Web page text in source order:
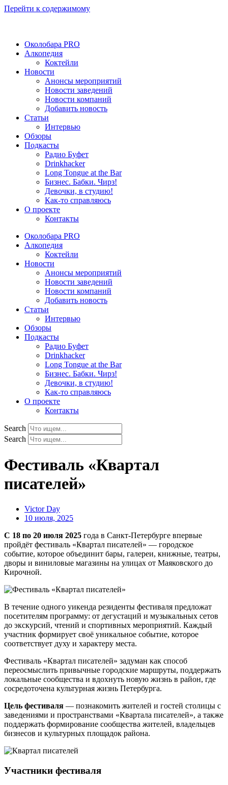
Перейти к содержимому
Околобара PRO
Алкопедия
Коктейли
Новости
Анонсы мероприятий
Новости заведений
Новости компаний
Добавить новость
Статьи
Интервью
Обзоры
Подкасты
Радио Буфет
Drinkhacker
Long Tongue at the Bar
Бизнес. Бабки. Чирз!
Девочки, в студию!
Как-то справляюсь
О проекте
Контакты
Околобара PRO
Алкопедия
Коктейли
Новости
Анонсы мероприятий
Новости заведений
Новости компаний
Добавить новость
Статьи
Интервью
Обзоры
Подкасты
Радио Буфет
Drinkhacker
Long Tongue at the Bar
Бизнес. Бабки. Чирз!
Девочки, в студию!
Как-то справляюсь
О проекте
Контакты
Search
Search
Фестиваль «Квартал
писателей»
Victor Day
10 июля, 2025
C 18 по 20 июля 2025 года в Санкт-Петербурге впервые
пройдёт фестиваль «Квартал писателей» — городское
событие, которое объединит бары, галереи, книжные, театры,
дворы и виниловые магазины на улицах от Маяковского до
Кирочной.
В течение одного уикенда резиденты фестиваля предложат
посетителям программу: от дегустаций и музыкальных сетов
до экскурсий, чтений и спортивных мероприятий. Каждый
участник формирует своё уникальное событие, которое
соответствует духу и характеру места.
Фестиваль «Квартал писателей» задуман как способ
переосмыслить привычные городские маршруты, поддержать
локальные сообщества и вдохнуть новую жизнь в район, где
сосредоточена культурная жизнь Петербурга.
Цель фестиваля — познакомить жителей и гостей столицы с
заведениями и пространствами «Квартала писателей», а также
поддержать формирование сообщества жителей, владельцев
бизнесов и культурных площадок района.
Участники фестиваля